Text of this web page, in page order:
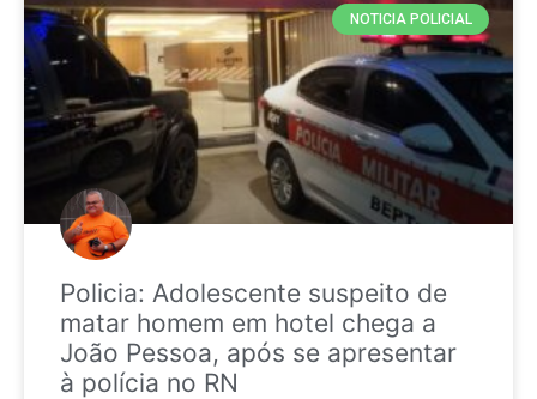
NOTICIA POLICIAL
Policia: Adolescente suspeito de
matar homem em hotel chega a
João Pessoa, após se apresentar
à polícia no RN